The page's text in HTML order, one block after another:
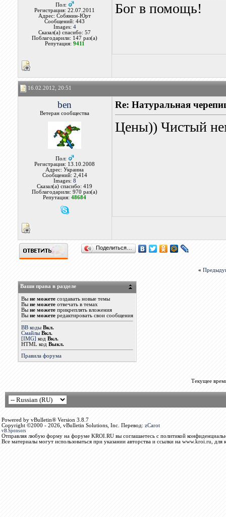
Пол:
Регистрация: 22.07.2011
Адрес: Собянин-Юрт
Сообщений: 443
Images: 4
Сказал(а) спасибо: 57
Поблагодарили: 147 раз(а)
Репутация: 9411
Бог в помощь!
16.02.2012, 20:51
ben
Ветеран сообщества
Пол:
Регистрация: 13.10.2008
Адрес: Украина
Сообщений: 2,414
Images: 8
Сказал(а) спасибо: 419
Поблагодарили: 970 раз(а)
Репутация:48684
Re: Натуральная
Цены)) Чистый
Поделиться…
«
Ваши права в разделе
Вы не можетесоздавать новые темы
Вы не можетеотвечать в темах
Вы не можетеприкреплять вложения
Вы не можетередактировать свои сообщения
BB коды Вкл.
Смайлы Вкл.
[IMG] код Вкл.
HTML код Выкл.
Правила форума
Текущее
Powered by vBulletin® Version 3.8.7
Copyright ©2000 - 2026, vBulletin Solutions, Inc. Перевод: zCarot
vB.Sponsors
Отправляя любую форму на форуме KROI.RU вы соглашаетесь с политикой
Все материалы могут использоваться при указании авторства и ссылки на www.kroi.ru, для